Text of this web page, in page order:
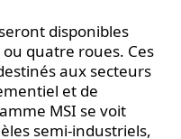
disponibles
quatre roues. Ces
aux secteurs
et de
MSI se voit
semi-industriels,